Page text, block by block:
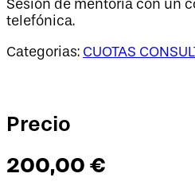
Sesión de mentoría con un
telefónica.
Categorias: CUOTAS
Precio
200,00 €